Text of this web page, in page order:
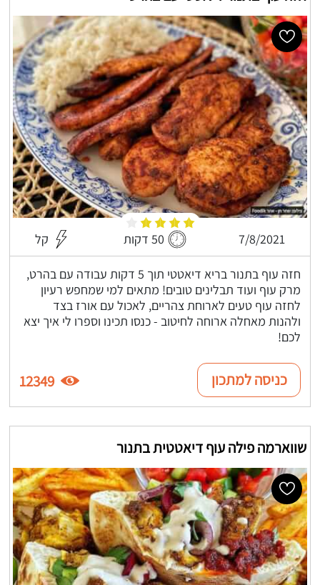
7/8/2021 50 דקות קל
חזה עוף בתנור בריא דיאטטי תוך 5 דקות עבודה עם בהרט,
מרק עוף ועוד תבלינים טובים! מתאים למי שמחפש רעיון
לחזה עוף טעים לארוחת צהריים, לאכול עם אורז בצד
ולהנות מאחלה ארוחה לחיטוב - כנסו תכינו וספרו לי איך יצא
לכם!
כניסה למתכון 12349
שווארמה פילה עוף דיאטטית בתנור